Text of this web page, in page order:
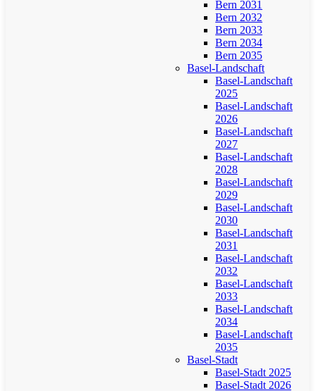
Bern 2031
Bern 2032
Bern 2033
Bern 2034
Bern 2035
Basel-Landschaft
Basel-Landschaft
2025
Basel-Landschaft
2026
Basel-Landschaft
2027
Basel-Landschaft
2028
Basel-Landschaft
2029
Basel-Landschaft
2030
Basel-Landschaft
2031
Basel-Landschaft
2032
Basel-Landschaft
2033
Basel-Landschaft
2034
Basel-Landschaft
2035
Basel-Stadt
Basel-Stadt 2025
Basel-Stadt 2026